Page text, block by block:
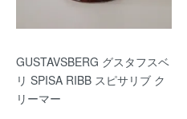
GUSTAVSBERG グスタフスベ
リ SPISA RIBB スピサリブ ク
リーマー